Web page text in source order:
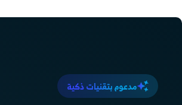
مدعوم بتقنيات ذكية